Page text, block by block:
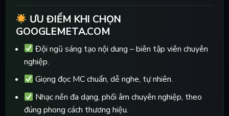
ƯU ĐIỂM KHI CHỌN
GOOGLEMETA.COM
Đội ngũ sáng tạo nội dung – biên tập viên chuyên
nghiệp.
Giọng đọc MC chuẩn, dễ nghe, tự nhiên.
Nhạc nền đa dạng, phối âm chuyên nghiệp, theo
đúng phong cách thương hiệu.